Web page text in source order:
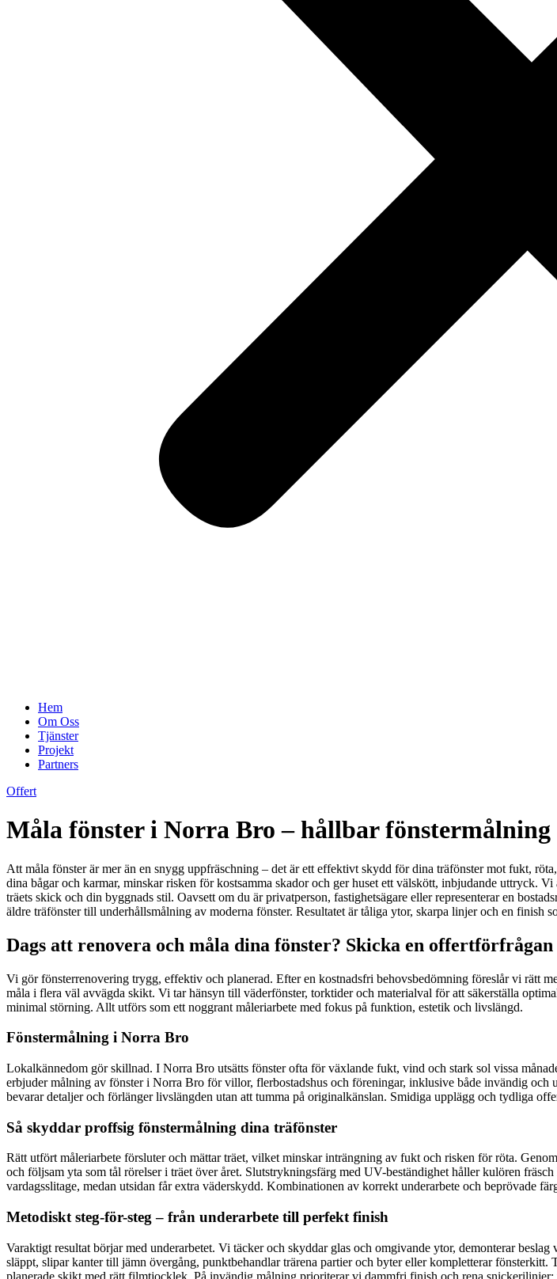
Hem
Om Oss
Tjänster
Projekt
Partners
Offert
Måla fönster i Norra Bro – hållbar
Att måla fönster är mer än en snygg uppfräschning – det är ett effektivt skydd för dina träfönster mot fukt,
dina bågar och karmar, minskar risken för kostsamma skador och ger huset ett välskött, inbjudande uttryck.
träets skick och din byggnads stil. Oavsett om du är privatperson, fastighetsägare eller representerar en
äldre träfönster till underhållsmålning av moderna fönster. Resultatet är tåliga ytor, skarpa linjer och en finish
Dags att renovera och måla dina fönster? Skicka en
Vi gör fönsterrenovering trygg, effektiv och planerad. Efter en kostnadsfri behovsbedömning föreslår vi rätt
måla i flera väl avvägda skikt. Vi tar hänsyn till väderfönster, torktider och materialval för att säkerställa
minimal störning. Allt utförs som ett noggrant måleriarbete med fokus på funktion, estetik och livslängd.
Fönstermålning i Norra Bro
Lokalkännedom gör skillnad. I Norra Bro utsätts fönster ofta för växlande fukt, vind och stark sol vissa
erbjuder målning av fönster i Norra Bro för villor, flerbostadshus och föreningar, inklusive både invändig
bevarar detaljer och förlänger livslängden utan att tumma på originalkänslan. Smidiga upplägg och tydliga
Så skyddar proffsig fönstermålning dina träfönster
Rätt utfört måleriarbete försluter och mättar träet, vilket minskar inträngning av fukt och risken för röta.
och följsam yta som tål rörelser i träet över året. Slutstrykningsfärg med UV-beständighet håller kulören
vardagsslitage, medan utsidan får extra väderskydd. Kombinationen av korrekt underarbete och beprövade
Metodiskt steg-för-steg – från underarbete till perfekt finish
Varaktigt resultat börjar med underarbetet. Vi täcker och skyddar glas och omgivande ytor, demonterar
släppt, slipar kanter till jämn övergång, punktbehandlar trärena partier och byter eller kompletterar
planerade skikt med rätt filmtjocklek. På invändig målning prioriterar vi dammfri finish och rena